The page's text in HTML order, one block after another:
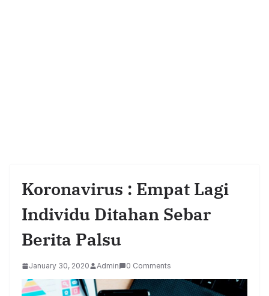
Koronavirus : Empat Lagi
Individu Ditahan Sebar
Berita Palsu
January 30, 2020 Admin 0 Comments